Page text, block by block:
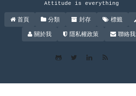
Attitude is everything
首頁 分類 封存 標籤
關於我
隱私權政策 聯絡我